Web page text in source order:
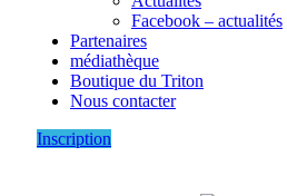
Facebook – actualités
Partenaires
médiathèque
Boutique du Triton
Nous contacter
Inscription